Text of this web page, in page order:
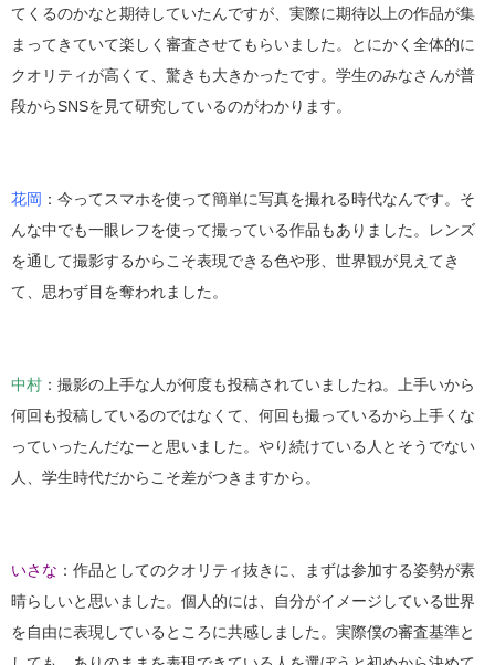
てくるのかなと期待していたんですが、実際に期待以上の作品が集
まってきていて楽しく審査させてもらいました。とにかく全体的に
クオリティが高くて、驚きも大きかったです。学生のみなさんが普
段からSNSを見て研究しているのがわかります。
花岡 ：今ってスマホを使って簡単に写真を撮れる時代なんです。そ
んな中でも一眼レフを使って撮っている作品もありました。レンズ
を通して撮影するからこそ表現できる色や形、世界観が見えてき
て、思わず目を奪われました。
中村 ：撮影の上手な人が何度も投稿されていましたね。上手いから
何回も投稿しているのではなくて、何回も撮っているから上手くな
っていったんだなーと思いました。やり続けている人とそうでない
人、学生時代だからこそ差がつきますから。
いさな ：作品としてのクオリティ抜きに、まずは参加する姿勢が素
晴らしいと思いました。個人的には、自分がイメージしている世界
を自由に表現しているところに共感しました。実際僕の審査基準と